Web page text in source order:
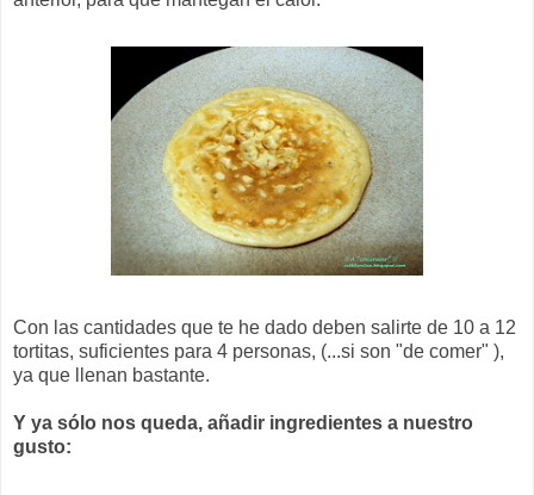
Con las cantidades que te he dado deben salirte de 10 a 12
tortitas, suficientes para 4 personas, (...si son "de comer" ),
ya que llenan bastante.
Y ya sólo nos queda, añadir ingredientes a nuestro
gusto: